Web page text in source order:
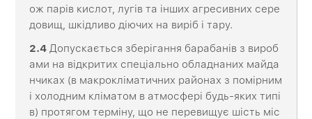
ож парів кислот, лугів та інших агресивних сере
довищ, шкідливо діючих на виріб і тару.
2.4 Допускається зберігання барабанів з вироб
ами на відкритих спеціально обладнаних майда
нчиках (в макрокліматичних районах з помірним
і холодним кліматом в атмосфері будь-яких типі
в) протягом терміну, що не перевищує шість міс